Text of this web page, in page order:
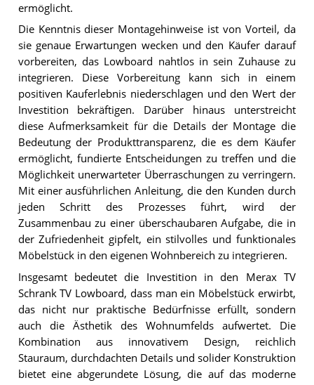
ermöglicht.
Die Kenntnis dieser Montagehinweise ist von Vorteil, da
sie genaue Erwartungen wecken und den Käufer darauf
vorbereiten, das Lowboard nahtlos in sein Zuhause zu
integrieren. Diese Vorbereitung kann sich in einem
positiven Kauferlebnis niederschlagen und den Wert der
Investition bekräftigen. Darüber hinaus unterstreicht
diese Aufmerksamkeit für die Details der Montage die
Bedeutung der Produkttransparenz, die es dem Käufer
ermöglicht, fundierte Entscheidungen zu treffen und die
Möglichkeit unerwarteter Überraschungen zu verringern.
Mit einer ausführlichen Anleitung, die den Kunden durch
jeden Schritt des Prozesses führt, wird der
Zusammenbau zu einer überschaubaren Aufgabe, die in
der Zufriedenheit gipfelt, ein stilvolles und funktionales
Möbelstück in den eigenen Wohnbereich zu integrieren.
Insgesamt bedeutet die Investition in den Merax TV
Schrank TV Lowboard, dass man ein Möbelstück erwirbt,
das nicht nur praktische Bedürfnisse erfüllt, sondern
auch die Ästhetik des Wohnumfelds aufwertet. Die
Kombination aus innovativem Design, reichlich
Stauraum, durchdachten Details und solider Konstruktion
bietet eine abgerundete Lösung, die auf das moderne